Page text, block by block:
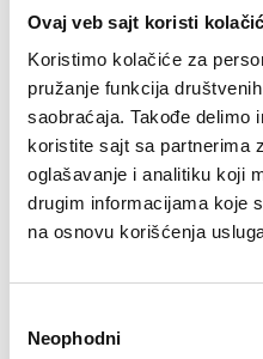
Ovaj veb sajt koristi
Koristimo kolačiće za
pružanje funkcija
saobraćaja. Takođe delimo
koristite sajt sa partnerima
oglašavanje i analitiku koji
drugim informacijama koje
na osnovu korišćenja
сагласности
Neophodni
ZA SVE PROSTORE Potpuno
prepoznatljivu Klipsch snagu i
Sa 8-inčnim polimernim
polimernom kupolom, model
detaljan z...